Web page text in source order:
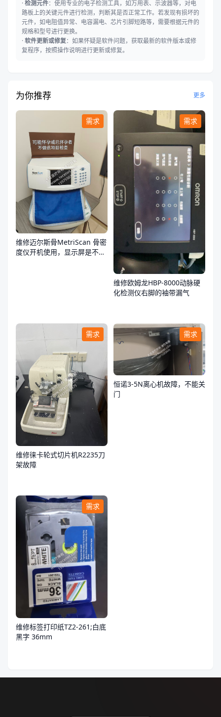
·检测元件：使用专业的电子检测工具，如万用表、示波器等，对电
路板上的关键元件进行检测，判断其是否正常工作。若发现有损坏的
元件，如电阻值异常、电容漏电、芯片引脚短路等，需要根据元件的
规格和型号进行更换。
·软件更新或修复：如果怀疑是软件问题，获取最新的软件版本或修
复程序，按照操作说明进行更新或修复。
为你推荐 更多
需求
维修迈尔斯骨MetriScan 骨密
度仪开机使用，显示屏是不
需求
维修欧姆龙HBP-8000动脉硬
化检测仪右脚的袖带漏气
需求
维修徕卡轮式切片机R2235刀
架故障
需求
恒诺3-5N离心机故障，不能关
门
需求
维修标签打印纸TZ2-261;白底
黑字 36mm